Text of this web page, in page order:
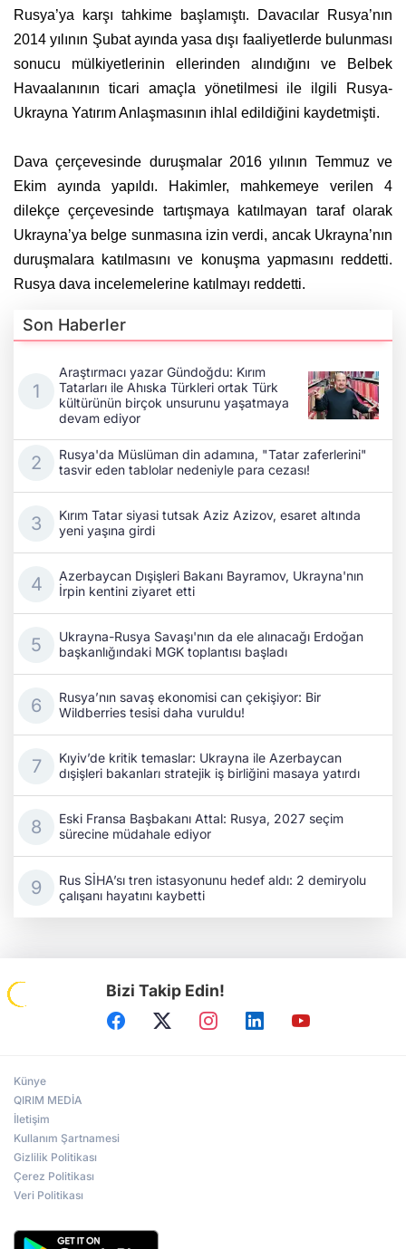
Rusya’ya karşı tahkime başlamıştı. Davacılar Rusya’nın
2014 yılının Şubat ayında yasa dışı faaliyetlerde bulunması
sonucu mülkiyetlerinin ellerinden alındığını ve Belbek
Havaalanının ticari amaçla yönetilmesi ile ilgili Rusya-
Ukrayna Yatırım Anlaşmasının ihlal edildiğini kaydetmişti.
Dava çerçevesinde duruşmalar 2016 yılının Temmuz ve
Ekim ayında yapıldı. Hakimler, mahkemeye verilen 4
dilekçe çerçevesinde tartışmaya katılmayan taraf olarak
Ukrayna’ya belge sunmasına izin verdi, ancak Ukrayna’nın
duruşmalara katılmasını ve konuşma yapmasını reddetti.
Rusya dava incelemelerine katılmayı reddetti.
Son Haberler
Araştırmacı yazar Gündoğdu: Kırım
Tatarları ile Ahıska Türkleri ortak Türk
kültürünün birçok unsurunu yaşatmaya
devam ediyor
Rusya'da Müslüman din adamına, "Tatar zaferlerini"
tasvir eden tablolar nedeniyle para cezası!
Kırım Tatar siyasi tutsak Aziz Azizov, esaret altında
yeni yaşına girdi
Azerbaycan Dışişleri Bakanı Bayramov, Ukrayna'nın
İrpin kentini ziyaret etti
Ukrayna-Rusya Savaşı'nın da ele alınacağı Erdoğan
başkanlığındaki MGK toplantısı başladı
Rusya’nın savaş ekonomisi can çekişiyor: Bir
Wildberries tesisi daha vuruldu!
Kıyiv’de kritik temaslar: Ukrayna ile Azerbaycan
dışişleri bakanları stratejik iş birliğini masaya yatırdı
Eski Fransa Başbakanı Attal: Rusya, 2027 seçim
sürecine müdahale ediyor
Rus SİHA’sı tren istasyonunu hedef aldı: 2 demiryolu
çalışanı hayatını kaybetti
Bizi Takip Edin!
Künye
QIRIM MEDİA
İletişim
Kullanım Şartnamesi
Gizlilik Politikası
Çerez Politikası
Veri Politikası